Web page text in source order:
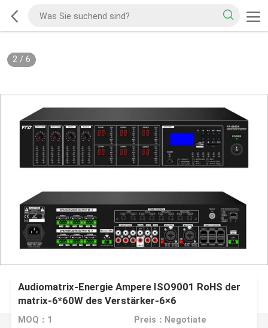
2/ 6
Audiomatrix-Energie Ampere ISO9001 RoHS der
matrix-6*60W des Verstärker-6×6
MOQ：1 Preis：Negotiate